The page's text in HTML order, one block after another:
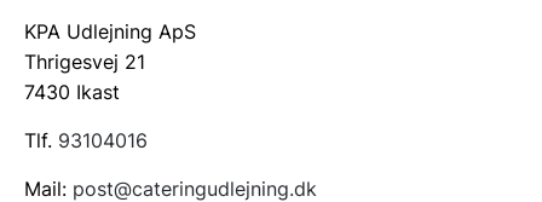
KPA Udlejning ApS
Thrigesvej 21
7430 Ikast
Tlf. 93104016
Mail: post@cateringudlejning.dk